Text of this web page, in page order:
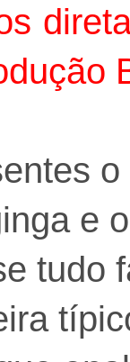
e
tudo